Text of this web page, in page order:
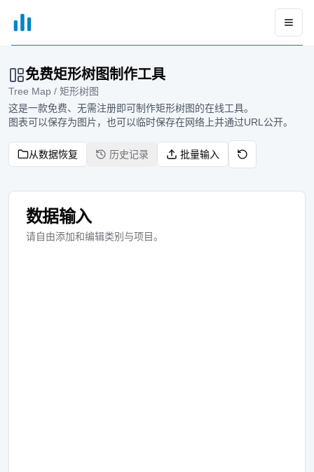
xGrapher
免费矩形树图制作工具
Tree Map / 矩形树图
这是一款免费、无需注册即可制作矩形树图的在线工具。
图表可以保存为图片，也可以临时保存在网络上并通过URL公开。
从数据恢复 历史记录 批量输入
数据输入
请自由添加和编辑类别与项目。